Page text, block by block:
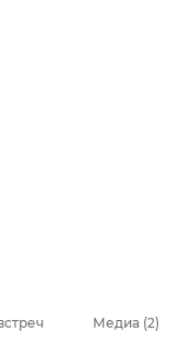
Медиа (2)